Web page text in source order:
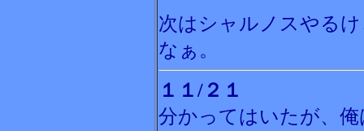
次はシャルノスやる
なぁ。
１１/２１
分かってはいたが、